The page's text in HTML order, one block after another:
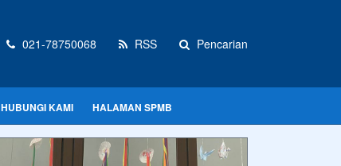
021-78750068 RSS Pencarian
HUBUNGI KAMI HALAMAN SPMB